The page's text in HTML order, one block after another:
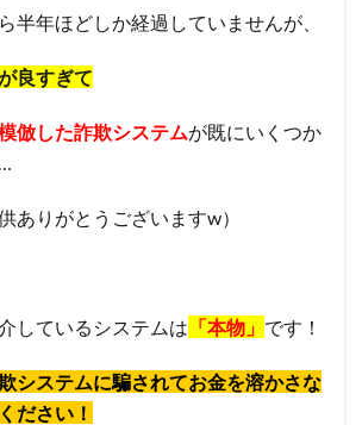
半年ほどしか経過していませんが、
良すぎて
倣した詐欺システムが既にいくつか
ありがとうございますw）
しているシステムは 「本物」 です！
システムに騙されてお金を溶かさな
ださい！